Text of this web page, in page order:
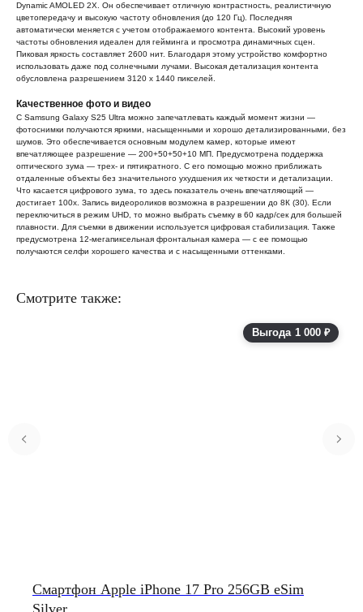
Dynamic AMOLED 2X. Он обеспечивает отличную контрастность, реалистичную
цветопередачу и высокую частоту обновления (до 120 Гц). Последняя
автоматически меняется с учетом отображаемого контента. Высокий уровень
частоты обновления идеален для гейминга и просмотра динамичных сцен.
Пиковая яркость составляет 2600 нит. Благодаря этому устройство комфортно
использовать даже под солнечными лучами. Высокая детализация контента
обусловлена разрешением 3120 х 1440 пикселей.
Качественное фото и видео
С Samsung Galaxy S25 Ultra можно запечатлевать каждый момент жизни —
фотоснимки получаются яркими, насыщенными и хорошо детализированными, без
шумов. Это обеспечивается основным модулем камер, которые имеют
впечатляющее разрешение — 200+50+50+10 МП. Предусмотрена поддержка
оптического зума — трех- и пятикратного. С его помощью можно приближать
отдаленные объекты без значительного ухудшения их четкости и детализации.
Что касается цифрового зума, то здесь показатель очень впечатляющий —
достигает 100х. Запись видеороликов возможна в разрешении до 8К (30). Если
переключиться в режим UHD, то можно выбрать съемку в 60 кадр/сек для большей
плавности. Для съемки в движении используется цифровая стабилизация. Также
предусмотрена 12-мегапиксельная фронтальная камера — с ее помощью
получаются селфи хорошего качества и с насыщенными оттенками.
Смотрите также:
Смартфон Apple iPhone 17 Pro 256GB eSim
Выгода 1 000 ₽